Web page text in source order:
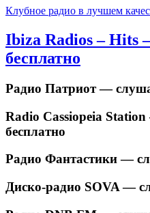
Клубное радио в лучшем
Ibiza Radios – Hits
бесплатно
Радио Патриот —
Radio Cassiopeia
бесплатно
Радио Фантастики —
Диско-радио SOVA —